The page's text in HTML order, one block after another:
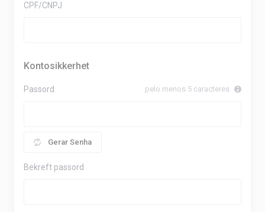
CPF/CNPJ
Kontosikkerhet
Passord pelo menos 5 caracteres
Gerar Senha
Bekreft passord